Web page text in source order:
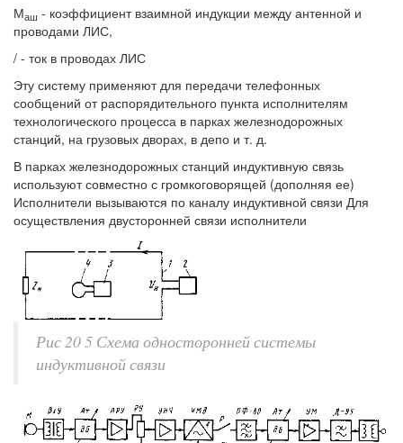
Маш - коэффициент взаимной индукции между антенной и
проводами ЛИС,
/ - ток в проводах ЛИС
Эту систему применяют для передачи телефонных
сообщений от распорядительного пункта исполнителям
технологического процесса в парках железнодорожных
станций, на грузовых дворах, в депо и т. д.
В парках железнодорожных станций индуктивную связь
используют совместно с громкоговорящей (дополняя ее)
Исполнители вызываются по каналу индуктивной связи Для
осуществления двусторонней связи исполнители
Рис 20 5 Схема односторонней системы
индуктивной связи